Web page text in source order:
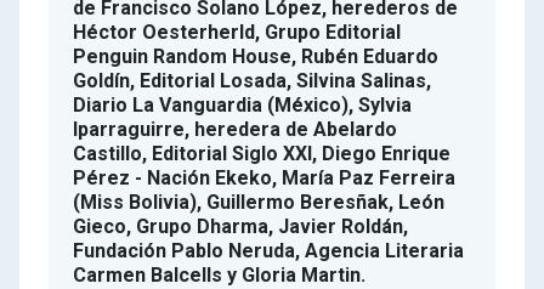
de Francisco Solano López, herederos de
Héctor Oesterherld, Grupo Editorial
Penguin Random House, Rubén Eduardo
Goldín, Editorial Losada, Silvina Salinas,
Diario La Vanguardia (México), Sylvia
Iparraguirre, heredera de Abelardo
Castillo, Editorial Siglo XXI, Diego Enrique
Pérez - Nación Ekeko, María Paz Ferreira
(Miss Bolivia), Guillermo Beresñak, León
Gieco, Grupo Dharma, Javier Roldán,
Fundación Pablo Neruda, Agencia Literaria
Carmen Balcells y Gloria Martin.